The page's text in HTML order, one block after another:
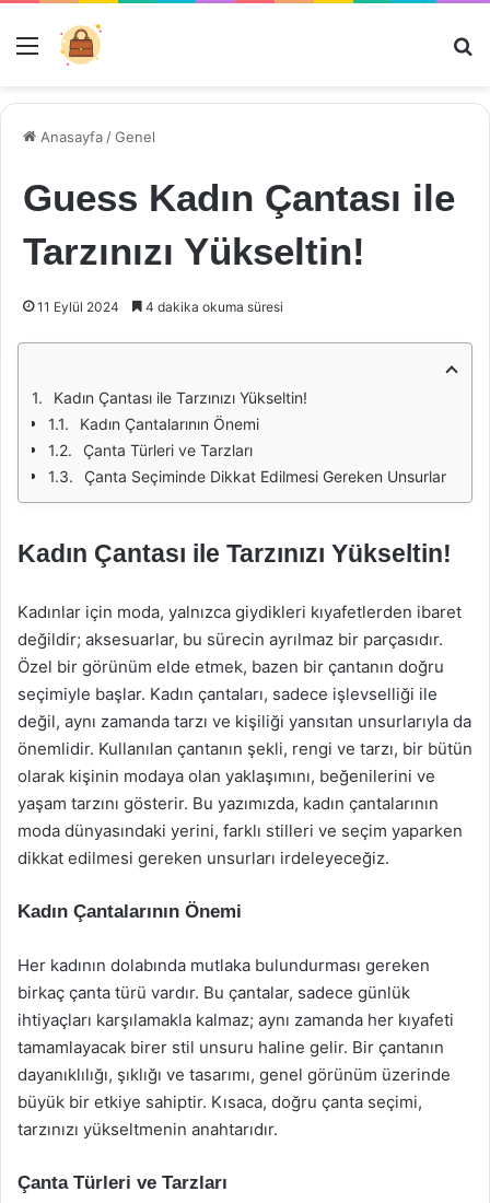
Menü
Anasayfa /Genel
Guess Kadın Çantası ile
Tarzınızı Yükseltin!
11 Eylül 2024 4 dakika okuma süresi
Kadın Çantası ile Tarzınızı Yükseltin!
Kadın Çantalarının Önemi
Çanta Türleri ve Tarzları
Çanta Seçiminde Dikkat Edilmesi Gereken Unsurlar
Kadın Çantası ile Tarzınızı Yükseltin!
Kadınlar için moda, yalnızca giydikleri kıyafetlerden ibaret
değildir; aksesuarlar, bu sürecin ayrılmaz bir parçasıdır.
Özel bir görünüm elde etmek, bazen bir çantanın doğru
seçimiyle başlar. Kadın çantaları, sadece işlevselliği ile
değil, aynı zamanda tarzı ve kişiliği yansıtan unsurlarıyla da
önemlidir. Kullanılan çantanın şekli, rengi ve tarzı, bir bütün
olarak kişinin modaya olan yaklaşımını, beğenilerini ve
yaşam tarzını gösterir. Bu yazımızda, kadın çantalarının
moda dünyasındaki yerini, farklı stilleri ve seçim yaparken
dikkat edilmesi gereken unsurları irdeleyeceğiz.
Kadın Çantalarının Önemi
Her kadının dolabında mutlaka bulundurması gereken
birkaç çanta türü vardır. Bu çantalar, sadece günlük
ihtiyaçları karşılamakla kalmaz; aynı zamanda her kıyafeti
tamamlayacak birer stil unsuru haline gelir. Bir çantanın
dayanıklılığı, şıklığı ve tasarımı, genel görünüm üzerinde
büyük bir etkiye sahiptir. Kısaca, doğru çanta seçimi,
tarzınızı yükseltmenin anahtarıdır.
Çanta Türleri ve Tarzları